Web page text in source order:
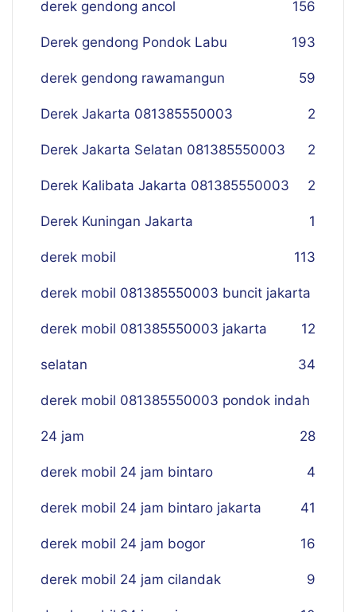
derek gendong ancol 156
Derek gendong Pondok Labu 193
derek gendong rawamangun 59
Derek Jakarta 081385550003 2
Derek Jakarta Selatan 081385550003 2
Derek Kalibata Jakarta 081385550003 2
Derek Kuningan Jakarta 1
derek mobil 113
derek mobil 081385550003 buncit jakarta
12
derek mobil 081385550003 jakarta
selatan 34
derek mobil 081385550003 pondok indah
24 jam 28
derek mobil 24 jam bintaro 4
derek mobil 24 jam bintaro jakarta 41
derek mobil 24 jam bogor 16
derek mobil 24 jam cilandak 9